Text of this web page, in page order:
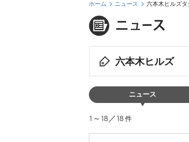
ホーム ニュース 六本木ヒルズ
六本木ヒルズ
ニュース
1～18／18件